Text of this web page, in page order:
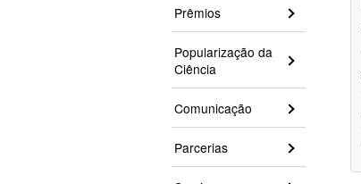
Prêmios
Popularização da
Ciência
Comunicação
Parcerias